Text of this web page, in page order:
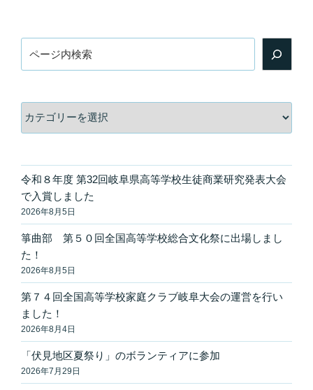
テ
ー
令和８年度 第32回岐阜県高等学校生徒商業研究発表大会
で入賞しました
2026年8月5日
箏曲部 第５０回全国高等学校総合文化祭に出場しまし
た！
2026年8月5日
第７４回全国高等学校家庭クラブ岐阜大会の運営を行い
ました！
2026年8月4日
「伏見地区夏祭り」のボランティアに参加
2026年7月29日